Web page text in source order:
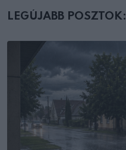
LEGÚJABB POSZTOK: